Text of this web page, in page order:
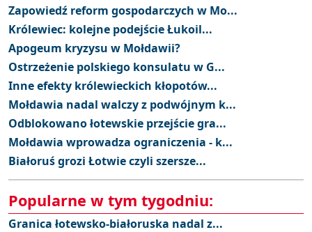
Zapowiedź reform gospodarczych w Mo...
Królewiec: kolejne podejście Łukoil...
Apogeum kryzysu w Mołdawii?
Ostrzeżenie polskiego konsulatu w G...
Inne efekty królewieckich kłopotów...
Mołdawia nadal walczy z podwójnym k...
Odblokowano łotewskie przejście gra...
Mołdawia wprowadza ograniczenia - k...
Białoruś grozi Łotwie czyli szersze...
Popularne w tym tygodniu:
Granica łotewsko-białoruska nadal z...